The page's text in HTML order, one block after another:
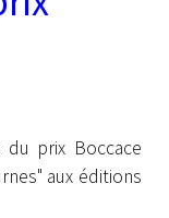
prix Boccace
aux éditions